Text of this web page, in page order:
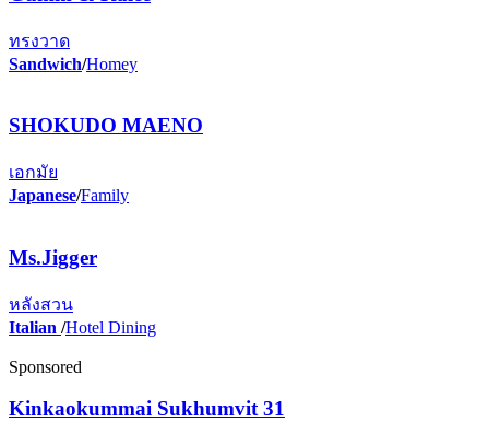
ทรงวาด
Sandwich/Homey
SHOKUDO MAENO
เอกมัย
Japanese/Family
Ms.Jigger
หลังสวน
Italian /Hotel Dining
Sponsored
Kinkaokummai Sukhumvit 31